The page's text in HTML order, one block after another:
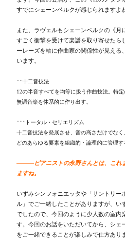
すでにシェーンベルクが感じられますよ
また、ラヴェルもシェーンベルクの《月
すごく衝撃を受けて楽譜を取り寄せたら
ーレーズを軸に作曲家の関係性が見える
います。
＊＊十二音技法
12の半音すべてを均等に扱う作曲技法。特
無調音楽を体系的に作り出す。
＊＊＊
トータル・セリエリズム
十二音技法を発展させ、音の高さだけでな
どのあらゆる要素を組織的・論理的に管理す
―――ピアニストの永野さんとは、これ
ますね。
いずみシンフォニエッタや「サントリー
ル」でご一緒したことがありますが、い
でしたので、今回のように少人数の室内
す。今回のお話をいただいてから、シェ
をご一緒できることが楽しみで仕方あり